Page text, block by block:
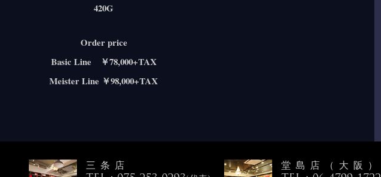
420G
Order price
Basic Line ￥78,000+TAX
Meister Line ￥98,000+TAX
三条店 堂島店（大阪）